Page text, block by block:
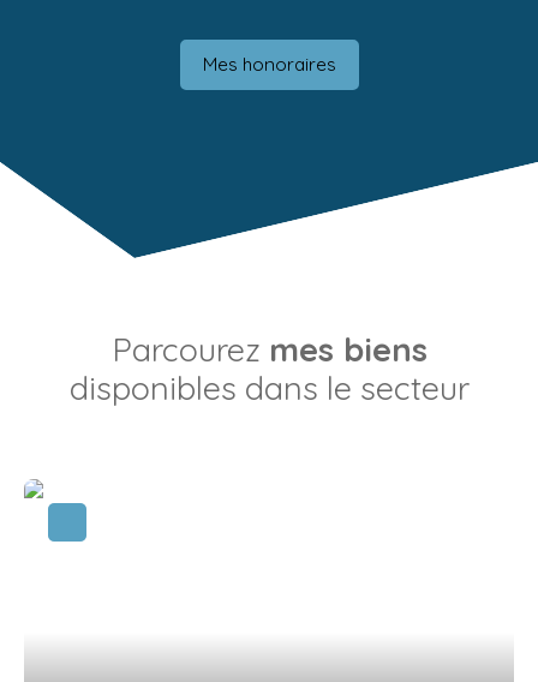
Mes honoraires
Parcourez mes biens
disponibles dans le secteur